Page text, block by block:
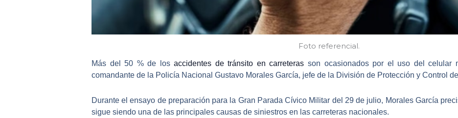
Foto referencial.
Más del 50 % de losaccidentes de tránsito en carreteras son ocasionados por el uso del celular
comandante de la Policía Nacional Gustavo Morales García, jefe de la División de Protección y Control
Durante elensayo de preparación para la Gran Parada Cívico Militar del 29 de julio, Morales García
sigue siendo una de las principales causas de siniestros en las carreteras nacionales.